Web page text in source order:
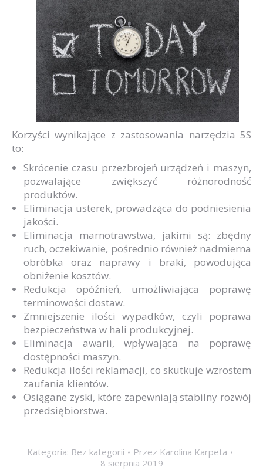
Korzyści wynikające z zastosowania narzędzia 5S
to:
Skrócenie czasu przezbrojeń urządzeń i maszyn,
pozwalające zwiększyć różnorodność
produktów.
Eliminacja usterek, prowadząca do podniesienia
jakości.
Eliminacja marnotrawstwa, jakimi są: zbędny
ruch, oczekiwanie, pośrednio również nadmierna
obróbka oraz naprawy i braki, powodująca
obniżenie kosztów.
Redukcja opóźnień, umożliwiająca poprawę
terminowości dostaw.
Zmniejszenie ilości wypadków, czyli poprawa
bezpieczeństwa w hali produkcyjnej.
Eliminacja awarii, wpływająca na poprawę
dostępności maszyn.
Redukcja ilości reklamacji, co skutkuje wzrostem
zaufania klientów.
Osiągane zyski, które zapewniają stabilny rozwój
przedsiębiorstwa.
Kategoria: Bez kategorii Przez Karolina Karpeta
8 sierpnia 2019